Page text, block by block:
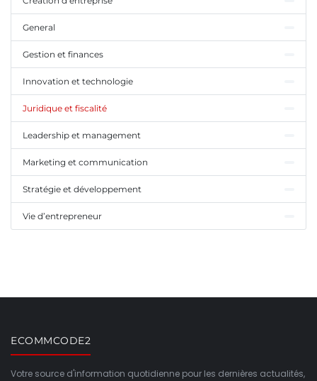
General
Gestion et finances
Innovation et technologie
Juridique et fiscalité
Leadership et management
Marketing et communication
Stratégie et développement
Vie d’entrepreneur
ECOMMCODE2
Votre source d'information quotidienne pour les dernières actualités,